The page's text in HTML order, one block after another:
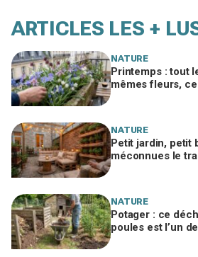
ARTICLES LES +
NATURE
Printemps : tout
mêmes fleurs,
NATURE
Petit jardin, petit
méconnues le
NATURE
Potager : ce
poules est l’un